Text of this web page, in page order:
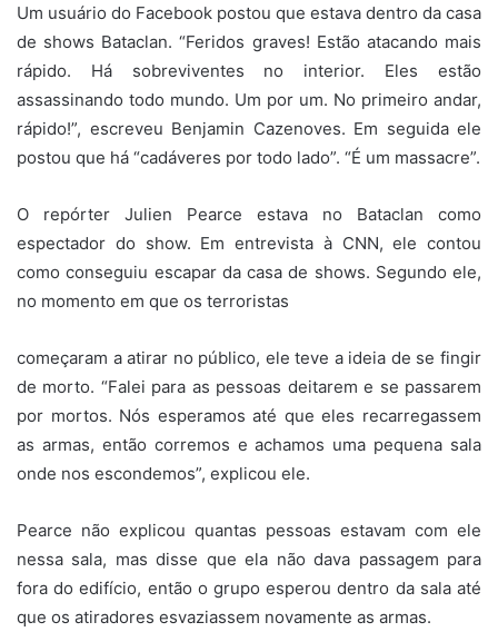
Um usuário do Facebook postou que estava dentro da casa
de shows Bataclan. “Feridos graves! Estão atacando mais
rápido. Há sobreviventes no interior. Eles estão
assassinando todo mundo. Um por um. No primeiro andar,
rápido!”, escreveu Benjamin Cazenoves. Em seguida ele
postou que há “cadáveres por todo lado”. “É um massacre”.
O repórter Julien Pearce estava no Bataclan como
espectador do show. Em entrevista à CNN, ele contou
como conseguiu escapar da casa de shows. Segundo ele,
no momento em que os terroristas
começaram a atirar no público, ele teve a ideia de se fingir
de morto. “Falei para as pessoas deitarem e se passarem
por mortos. Nós esperamos até que eles recarregassem
as armas, então corremos e achamos uma pequena sala
onde nos escondemos”, explicou ele.
Pearce não explicou quantas pessoas estavam com ele
nessa sala, mas disse que ela não dava passagem para
fora do edifício, então o grupo esperou dentro da sala até
que os atiradores esvaziassem novamente as armas.